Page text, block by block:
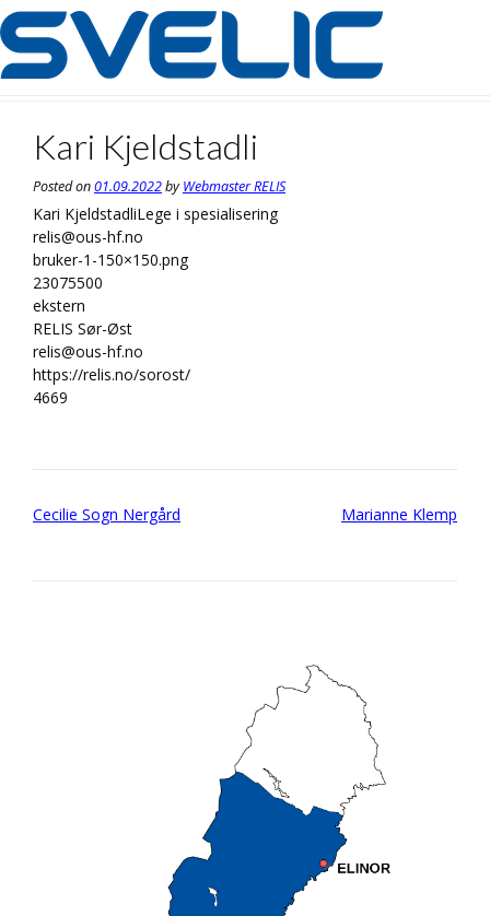
Skip
to
content
Kari Kjeldstadli
Posted on01.09.2022byWebmaster RELIS
Kari KjeldstadliLege i spesialisering
relis@ous-hf.no
bruker-1-150×150.png
23075500
ekstern
RELIS Sør-Øst
relis@ous-hf.no
https://relis.no/sorost/
4669
Post
Cecilie Sogn Nergård Marianne Klemp